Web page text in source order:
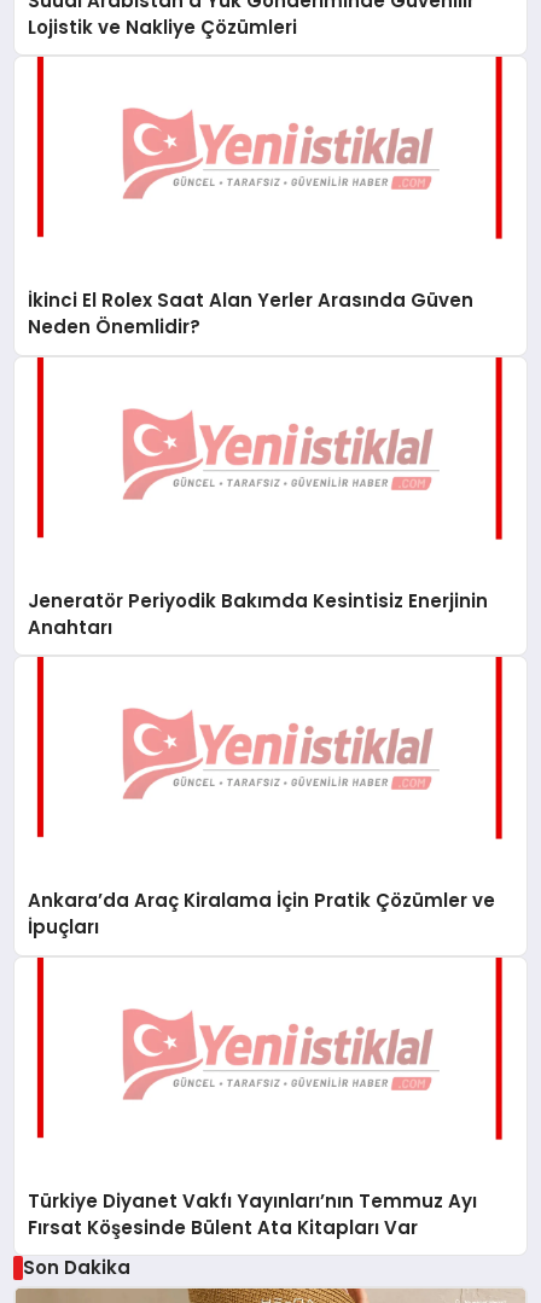
Lojistik ve Nakliye Çözümleri
İkinci El Rolex Saat Alan Yerler Arasında Güven
Neden Önemlidir?
Jeneratör Periyodik Bakımda Kesintisiz Enerjinin
Anahtarı
Ankara’da Araç Kiralama İçin Pratik Çözümler ve
İpuçları
Türkiye Diyanet Vakfı Yayınları’nın Temmuz Ayı
Fırsat Köşesinde Bülent Ata Kitapları Var
Son Dakika